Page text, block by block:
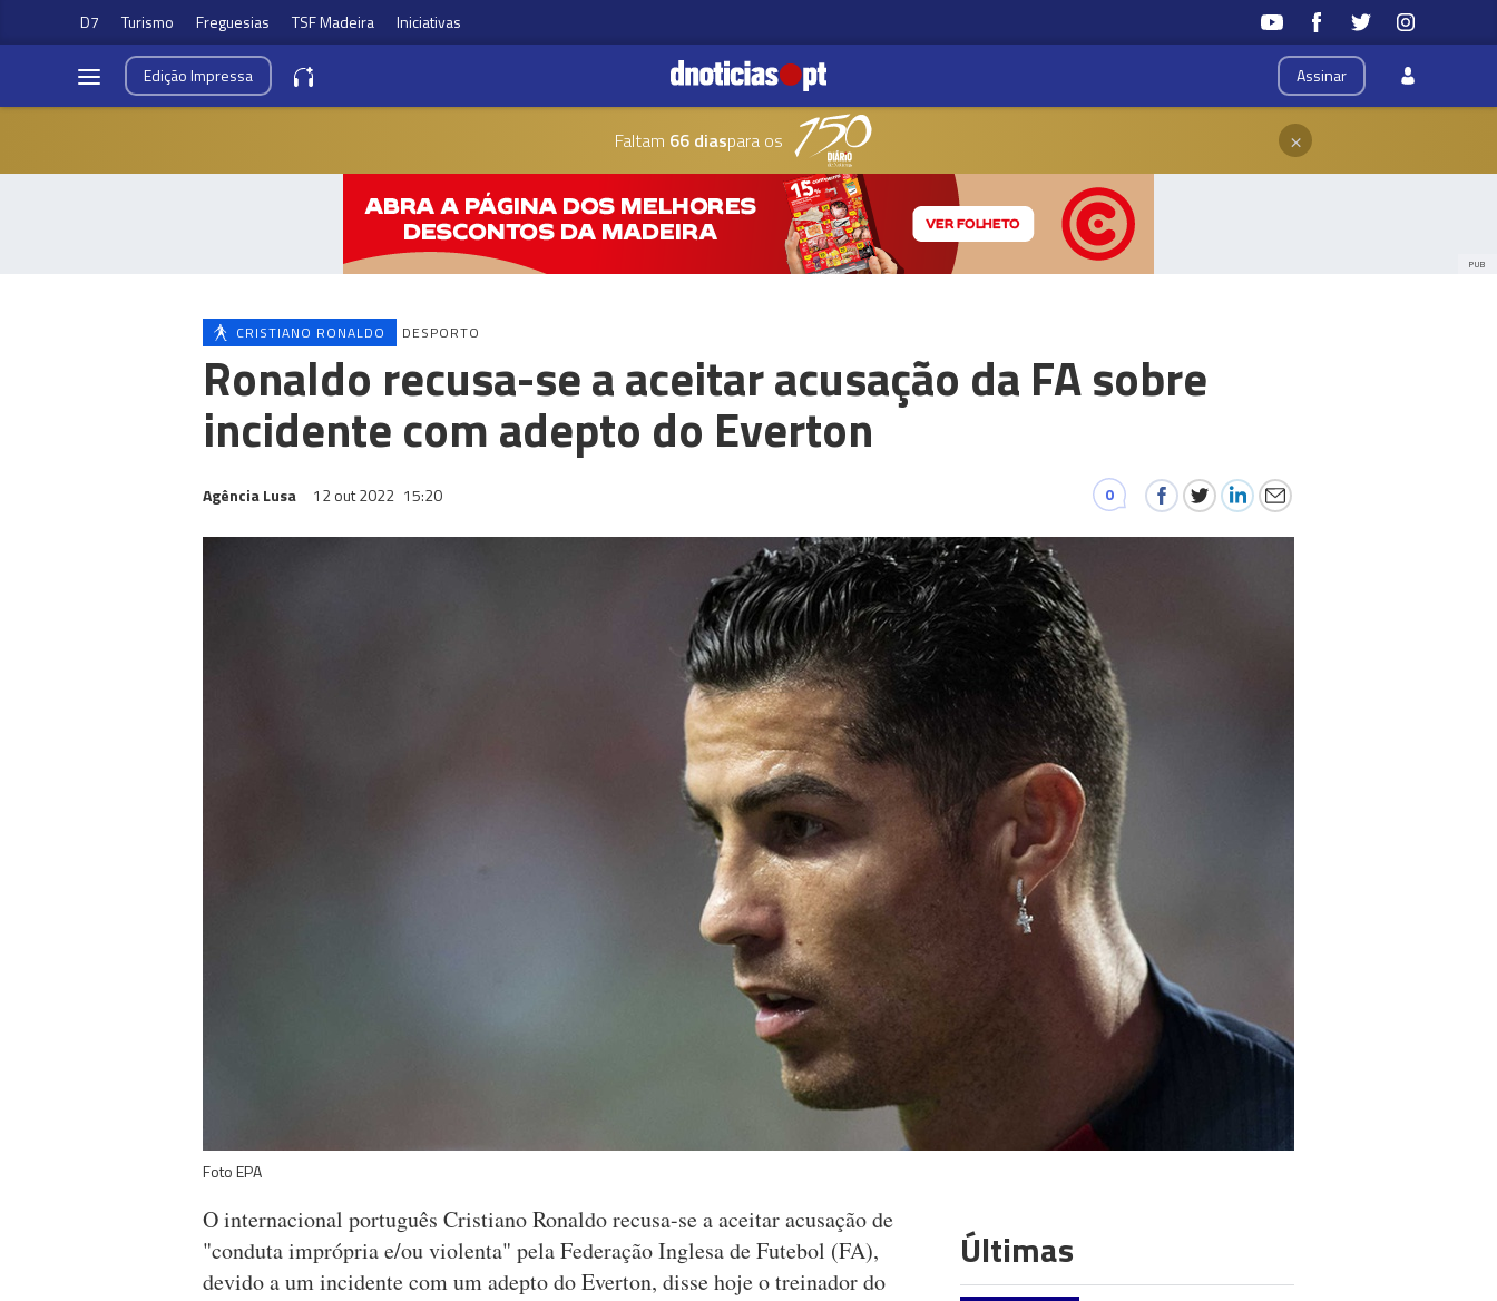
D7 Turismo Freguesias TSF Madeira Iniciativas
Assinar
EdiçãoImpressa
Faltam 66 diaspara os ×
PUB
CRISTIANO RONALDO DESPORTO
Ronaldo recusa-se a aceitar acusação da FA sobre
incidente com adepto do Everton
Agência Lusa 12 out 2022 15:20 0
Foto EPA
O internacional português Cristiano Ronaldo recusa-se a aceitar acusação de
"conduta imprópria e/ou violenta" pela Federação Inglesa de Futebol (FA),
devido a um incidente com um adepto do Everton, disse hoje o treinador do
Últimas